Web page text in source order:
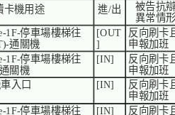
卡機用途 進/出
被告抗
異常情
1F-停車場樓梯往
通關機
[OUT
]
反向刷卡
申報加班
1F-停車場樓梯往
關機
[IN]
反向刷卡
申報加班
入口 [IN]
反向刷卡
申報加班
1F-停車場樓梯往
[IN]
反向刷卡